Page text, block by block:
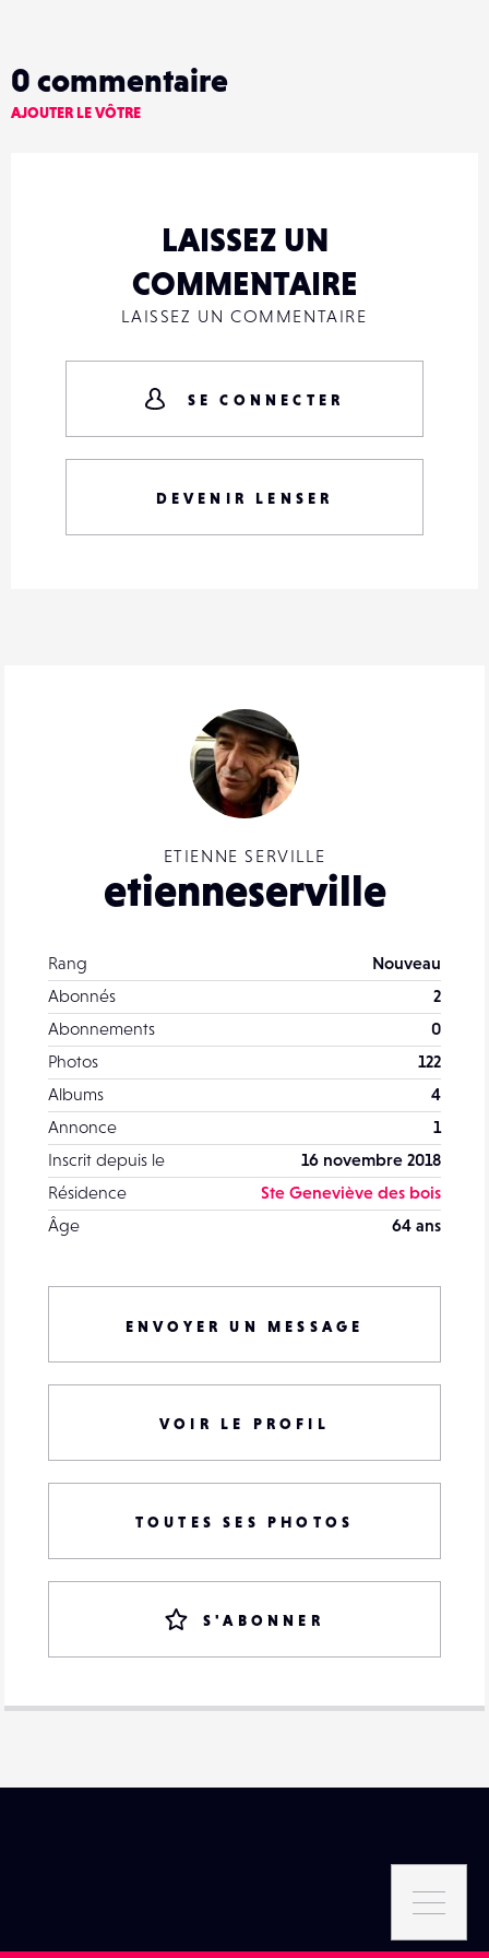
ETIENNE SERVILLE
etienneserville
Rang
Nouveau
Abonnés
2
Abonnements
0
Photos
122
Albums
4
Annonce
1
Inscrit depuis le
16 novembre 2018
Résidence
Ste Geneviève des bois
Âge
64 ans
ENVOYER UN MESSAGE
VOIR LE PROFIL
TOUTES SES PHOTOS
S'ABONNER
0 commentaire
AJOUTER LE VÔTRE
LAISSEZ UN
COMMENTAIRE
LAISSEZ UN COMMENTAIRE
SE CONNECTER
DEVENIR LENSER